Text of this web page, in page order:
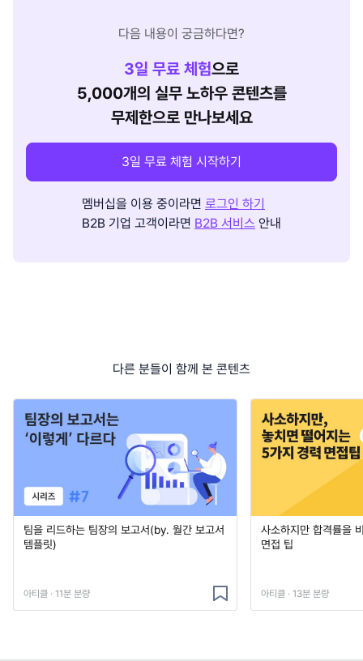
다음 내용이 궁금하다면?
3일 무료 체험으로
5,000개의 실무 노하우 콘텐츠를
무제한으로 만나보세요
3일 무료 체험 시작하기
멤버십을 이용 중이라면 로그인 하기
B2B 기업 고객이라면 B2B 서비스 안내
다른 분들이 함께 본 콘텐츠
팀을 리드하는 팀장의 보고서(by. 월간 보고서
템플릿)
아티클 · 11분 분량
사소하지만 합격률을
면접 팁
아티클 · 13분 분량